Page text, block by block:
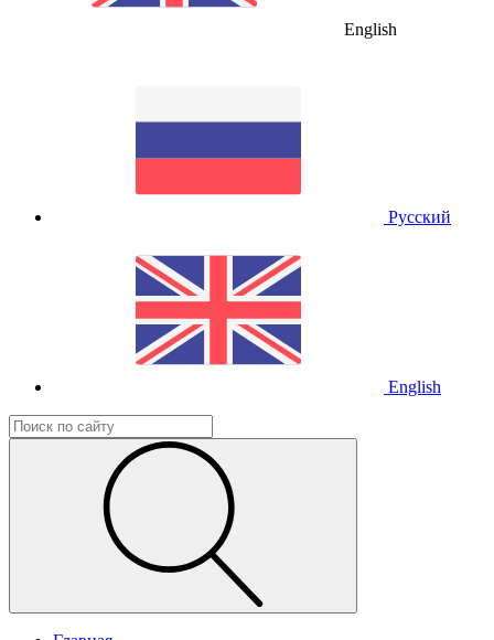
English
Русский
English